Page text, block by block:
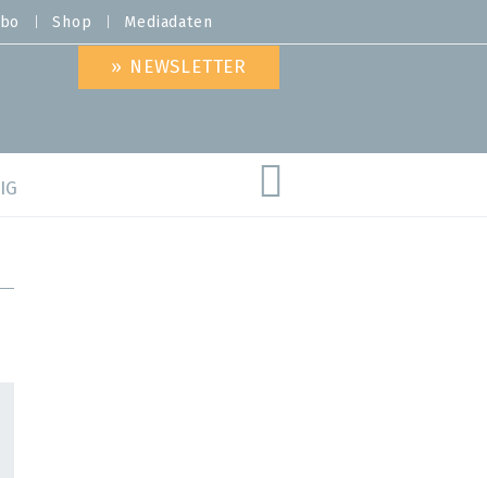
Shop Mediadaten
» NEWSLETTER